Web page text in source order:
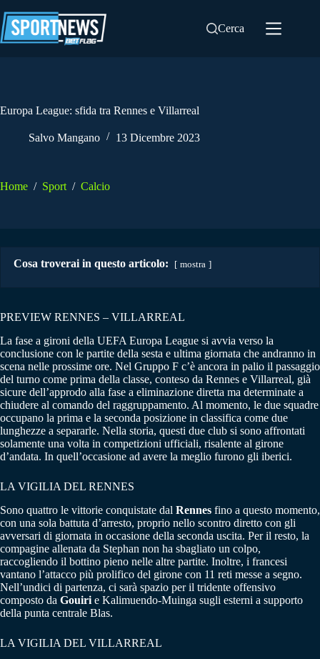
al
contenuto
Cerca
Europa League: sfida tra Rennes e Villarreal
Salvo Mangano 13 Dicembre 2023
Home / Sport / Calcio
Cosa troverai in questo articolo: mostra
PREVIEW RENNES – VILLARREAL
La fase a gironi della UEFA Europa League si avvia verso la
conclusione con le partite della sesta e ultima giornata che andranno in
scena nelle prossime ore. Nel Gruppo F c’è ancora in palio il passaggio
del turno come prima della classe, conteso da Rennes e Villarreal, già
sicure dell’approdo alla fase a eliminazione diretta ma determinate a
chiudere al comando del raggruppamento. Al momento, le due squadre
occupano la prima e la seconda posizione in classifica come due
lunghezze a separarle. Nella storia, questi due club si sono affrontati
solamente una volta in competizioni ufficiali, risalente al girone
d’andata. In quell’occasione ad avere la meglio furono gli iberici.
LA VIGILIA DEL RENNES
Sono quattro le vittorie conquistate dal Rennes fino a questo momento,
con una sola battuta d’arresto, proprio nello scontro diretto con gli
avversari di giornata in occasione della seconda uscita. Per il resto, la
compagine allenata da Stephan non ha sbagliato un colpo,
raccogliendo il bottino pieno nelle altre partite. Inoltre, i francesi
vantano l’attacco più prolifico del girone con 11 reti messe a segno.
Nell’undici di partenza, ci sarà spazio per il tridente offensivo
composto da Gouiri e Kalimuendo-Muinga sugli esterni a supporto
della punta centrale Blas.
LA VIGILIA DEL VILLARREAL